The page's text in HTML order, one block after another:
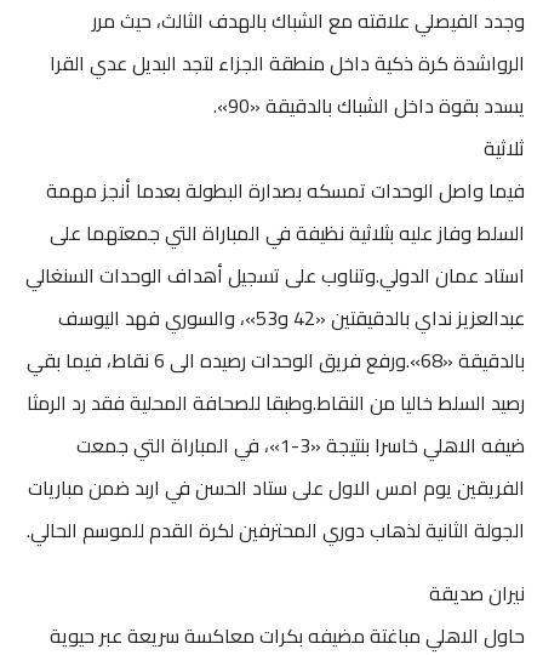
وجدد الفيصلي علاقته مع الشباك بالهدف الثالث، حيث مرر
الرواشدة كرة ذكية داخل منطقة الجزاء لتجد البديل عدي القرا
يسدد بقوة داخل الشباك بالدقيقة «90».
ثلاثية
فيما واصل الوحدات تمسكه بصدارة البطولة بعدما أنجز مهمة
السلط وفاز عليه بثلاثية نظيفة في المباراة التي جمعتهما على
استاد عمان الدولي.وتناوب على تسجيل أهداف الوحدات السنغالي
عبدالعزيز نداي بالدقيقتين «42 و53»، والسوري فهد اليوسف
بالدقيقة «68».ورفع فريق الوحدات رصيده الى 6 نقاط، فيما بقي
رصيد السلط خاليا من النقاط.وطبقا للصحافة المحلية فقد رد الرمثا
ضيفه الاهلي خاسرا بنتيجة «3-1»، في المباراة التي جمعت
الفريقين يوم امس الاول على ستاد الحسن في اربد ضمن مباريات
الجولة الثانية لذهاب دوري المحترفين لكرة القدم للموسم الحالي.
نيران صديقة
حاول الاهلي مباغتة مضيفه بكرات معاكسة سريعة عبر حيوية